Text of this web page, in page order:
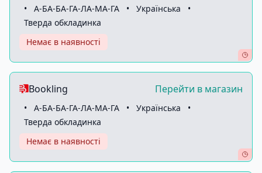
• А-БА-БА-ГА-ЛА-МА-ГА • Українська
•
Тверда обкладинка
Немає в наявності
Bookling Перейти в магазин
• А-БА-БА-ГА-ЛА-МА-ГА • Українська
•
Тверда обкладинка
Немає в наявності